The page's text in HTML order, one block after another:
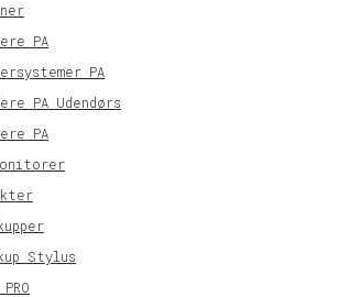
PA
PA
PA Udendørs
PA
Stylus